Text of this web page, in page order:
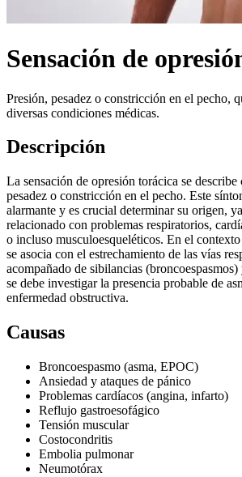
Sensación de
Presión, pesadez o constricción en el pecho,
diversas condiciones médicas.
Descripción
La sensación de opresión torácica se
pesadez o constricción en el pecho. Este
alarmante y es crucial determinar su origen,
relacionado con problemas respiratorios,
o incluso musculoesqueléticos. En el
se asocia con el estrechamiento de las vías
acompañado de sibilancias
se debe investigar la presencia probable de
enfermedad obstructiva.
Causas
Broncoespasmo (asma, EPOC)
Ansiedad y ataques de pánico
Problemas cardíacos (angina, infarto)
Reflujo gastroesofágico
Tensión muscular
Costocondritis
Embolia pulmonar
Neumotórax